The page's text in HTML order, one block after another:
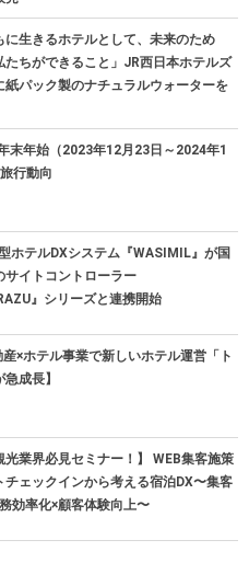
に生きるホテルとして、未来のため
たちができること」JR西日本ホテルズ
紙パック製のナチュラルウォーターを
年始（2023年12月23日～2024年1
行動向
ホテルDXシステム『WASIMIL』が国
サイトコントローラー
』シリーズと連携開始
産×ホテル事業で新しいホテル運営「ト
成長】
光業界必見セミナー！】 WEB集客施策
チェックインから考える宿泊DX〜集客
効率化×顧客体験向上〜